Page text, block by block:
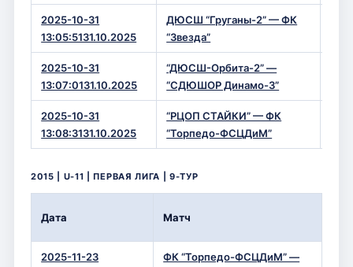
2025-10-31
13:05:5131.10.2025
ДЮСШ “Груганы-2” — ФК
“Звезда”
2025-10-31
13:07:0131.10.2025
“ДЮСШ-Орбита-2” —
“СДЮШОР Динамо-3”
2025-10-31
13:08:3131.10.2025
“РЦОП СТАЙКИ” — ФК
“Торпедо-ФСЦДиМ”
2015 | U-11 | ПЕРВАЯ ЛИГА | 9-ТУР
Дата Матч
2025-11-23
ФК “Торпедо-ФСЦДиМ” —